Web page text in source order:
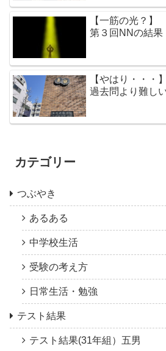
【一筋の光？】
第３回NNの結果
【やはり・・・】
過去問より難し
カテゴリー
つぶやき
あるある
中学校生活
受験の考え方
日常生活・勉強
テスト結果
テスト結果(31年組）五男